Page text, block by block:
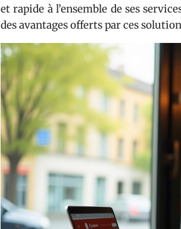
et rapide à l’ensemble de ses
des avantages offerts par ces